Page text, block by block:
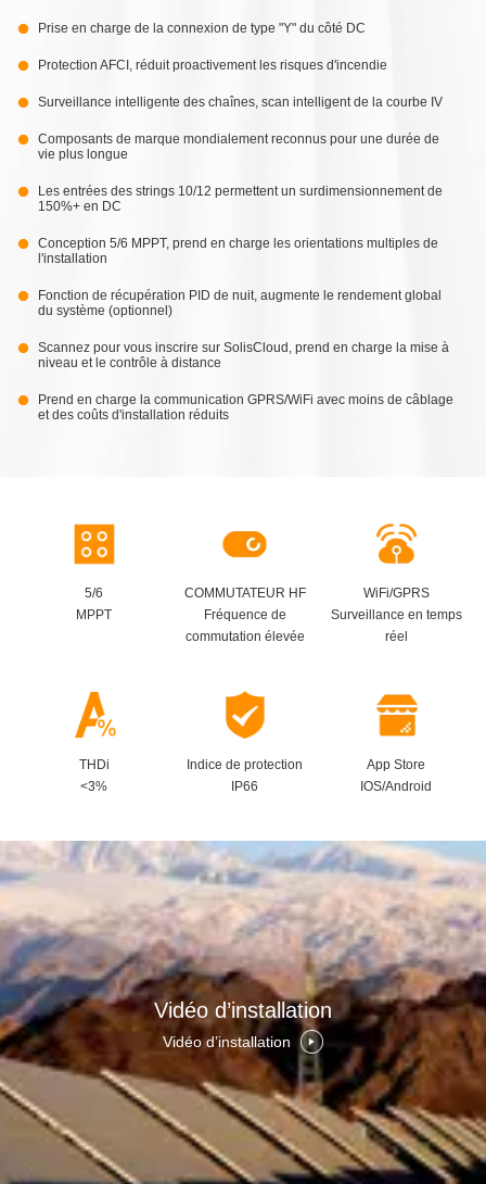
Prise en charge de la connexion de type "Y" du côté DC
Protection AFCI, réduit proactivement les risques d'incendie
Surveillance intelligente des chaînes, scan intelligent de la courbe IV
Composants de marque mondialement reconnus pour une durée de
vie plus longue
Les entrées des strings 10/12 permettent un surdimensionnement de
150%+ en DC
Conception 5/6 MPPT, prend en charge les orientations multiples de
l'installation
Fonction de récupération PID de nuit, augmente le rendement global
du système (optionnel)
Scannez pour vous inscrire sur SolisCloud, prend en charge la mise à
niveau et le contrôle à distance
Prend en charge la communication GPRS/WiFi avec moins de câblage
et des coûts d'installation réduits
5/6
MPPT
COMMUTATEUR HF
Fréquence de
commutation élevée
WiFi/GPRS
Surveillance en temps
réel
THDi
<3%
Indice de protection
IP66
App Store
IOS/Android
Vidéo d’installation
Vidéo d’installation